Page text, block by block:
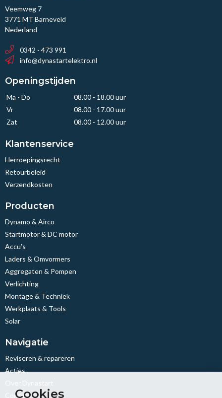
Cookies
Veemweg 7
3771 MT Barneveld
Nederland
0342 - 473 991
info@dynastartelektro.nl
Openingstijden
Ma - Do
08.00 - 18.00 uur
Vr
08.00 - 17.00 uur
Zat
08.00 - 12.00 uur
Klantenservice
Herroepingsrecht
Retourbeleid
Verzendkosten
Producten
Dynamo & Airco
Startmotor & DC motor
Accu’s
Laders & Omvormers
Aggregaten & Pompen
Verlichting
Montage & Techniek
Werkplaats & Tools
Solar
Navigatie
Reviseren & repareren
Acties
Contact